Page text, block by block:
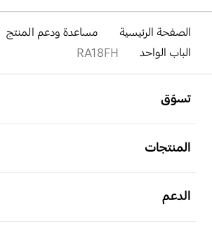
الصفحة الرئيسية مساعدة ودعم المنتج
الباب الواحد
RA18FH
تسوّق
المنتجات
الدعم